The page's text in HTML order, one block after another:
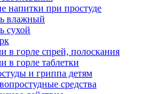
напитки при простуде
влажный
сухой
в горле спрей, полоскания
в горле таблетки
и гриппа детям
средства